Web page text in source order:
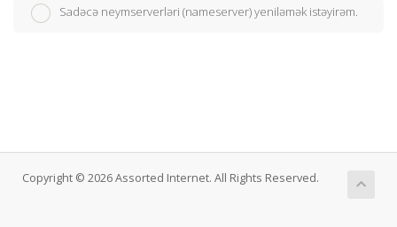
Sadəcə neymserverləri (nameserver) yeniləmək istəyirəm.
Copyright © 2026 Assorted Internet. All Rights Reserved.